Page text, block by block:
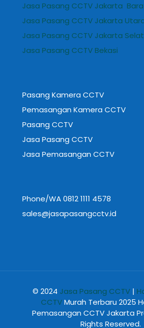
Jasa Pasang CCTV Jakarta
Jasa Pasang CCTV Jakarta
Jasa Pasang CCTV Jakarta
Jasa Pasang CCTV Bekasi
Pasang Kamera CCTV
Pemasangan Kamera CCTV
Pasang CCTV
Jasa Pasang CCTV
Jasa Pemasangan CCTV
Phone/WA 0812 1111 4578
sales@jasapasangcctv.id
© 2024 Jasa Pasang CCTV |
CCTVMurah Terbaru 2025
Pemasangan CCTV Jakarta
Rights Reserved.